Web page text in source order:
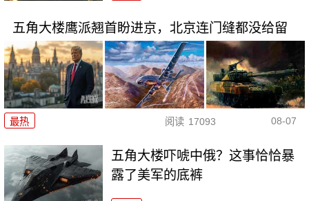
五角大楼鹰派翘首盼进京，北京连门缝都没给留
最热 阅读 17093 08-07
五角大楼吓唬中俄？这事恰恰暴
露了美军的底裤